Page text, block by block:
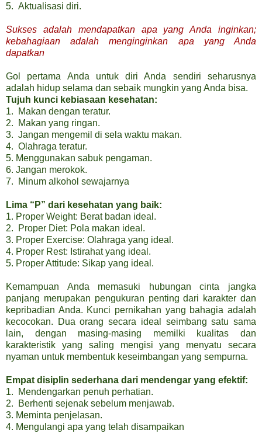
5. Aktualisasi diri.
Sukses adalah mendapatkan apa yang Anda inginkan;
kebahagiaan adalah menginginkan apa yang Anda
dapatkan
Gol pertama Anda untuk diri Anda sendiri seharusnya
adalah hidup selama dan sebaik mungkin yang Anda bisa.
Tujuh kunci kebiasaan kesehatan:
1. Makan dengan teratur.
2. Makan yang ringan.
3. Jangan mengemil di sela waktu makan.
4. Olahraga teratur.
5. Menggunakan sabuk pengaman.
6. Jangan merokok.
7. Minum alkohol sewajarnya
Lima “P” dari kesehatan yang baik:
1. Proper Weight: Berat badan ideal.
2. Proper Diet: Pola makan ideal.
3. Proper Exercise: Olahraga yang ideal.
4. Proper Rest: Istirahat yang ideal.
5. Proper Attitude: Sikap yang ideal.
Kemampuan Anda memasuki hubungan cinta jangka
panjang merupakan pengukuran penting dari karakter dan
kepribadian Anda. Kunci pernikahan yang bahagia adalah
kecocokan. Dua orang secara ideal seimbang satu sama
lain, dengan masing-masing memilki kualitas dan
karakteristik yang saling mengisi yang menyatu secara
nyaman untuk membentuk keseimbangan yang sempurna.
Empat disiplin sederhana dari mendengar yang efektif:
1. Mendengarkan penuh perhatian.
2. Berhenti sejenak sebelum menjawab.
3. Meminta penjelasan.
4. Mengulangi apa yang telah disampaikan